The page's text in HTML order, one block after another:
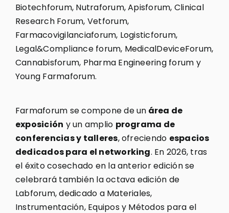
Biotechforum, Nutraforum, Apisforum, Clinical
Research Forum, Vetforum,
Farmacovigilanciaforum, Logisticforum,
Legal&Compliance forum, MedicalDeviceForum,
Cannabisforum, Pharma Engineering forum y
Young Farmaforum.
Farmaforum se compone de un área de
exposición y un amplio programa de
conferencias y talleres, ofreciendo espacios
dedicados para el networking. En 2026, tras
el éxito cosechado en la anterior edición se
celebrará también la octava edición de
Labforum, dedicado a Materiales,
Instrumentación, Equipos y Métodos para el